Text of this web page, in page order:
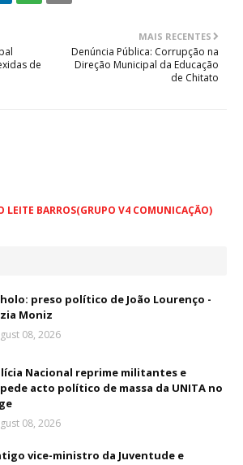
MAIS RECENTES
Denúncia Pública: Corrupção na
Direção Municipal da Educação
de Chitato
de
LEITE BARROS(GRUPO V4 COMUNICAÇÃO)
preso político de João Lourenço -
Moniz
08, 2026
Nacional reprime militantes e
acto político de massa da UNITA no
08, 2026
vice-ministro da Juventude e